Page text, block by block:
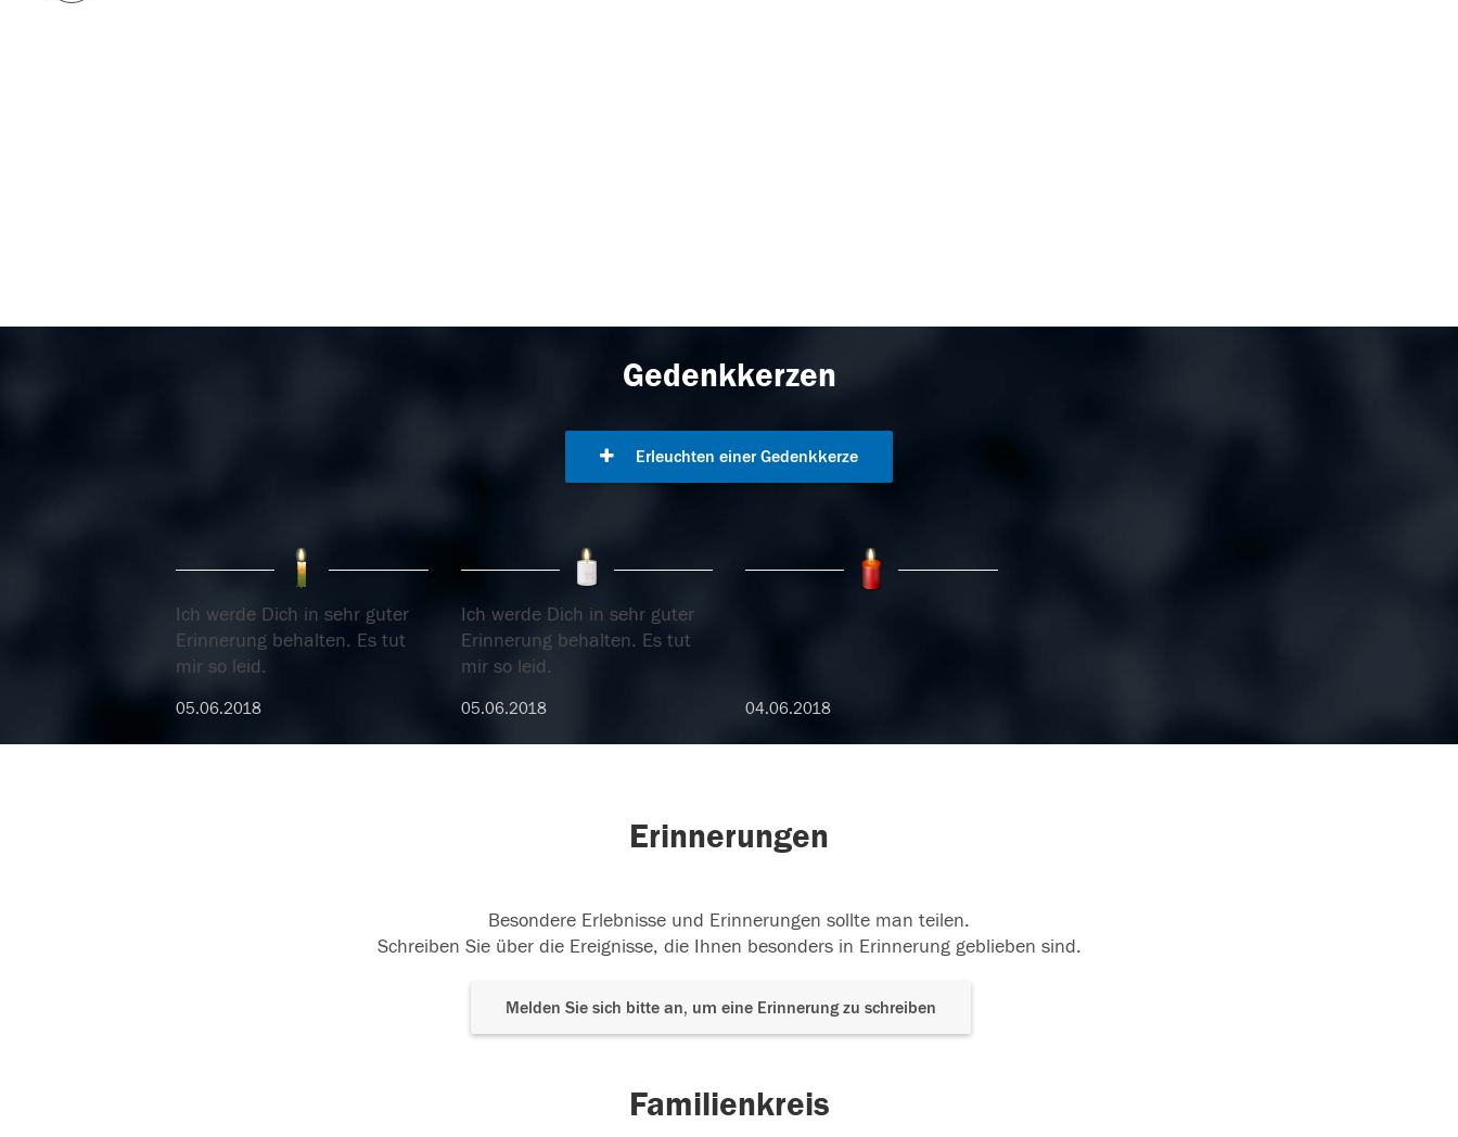
Gedenkkerzen
Erleuchten einer Gedenkkerze
Ich werde Dich in sehr guter
Erinnerung behalten. Es tut
mir so leid.
05.06.2018
Ich werde Dich in sehr guter
Erinnerung behalten. Es tut
mir so leid.
05.06.2018 04.06.2018
Erinnerungen
Besondere Erlebnisse und Erinnerungen sollte man teilen.
Schreiben Sie über die Ereignisse, die Ihnen besonders in Erinnerung geblieben sind.
Melden Sie sich bitte an, um eine Erinnerung zu schreiben
Familienkreis